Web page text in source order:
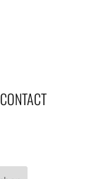
CONTACT